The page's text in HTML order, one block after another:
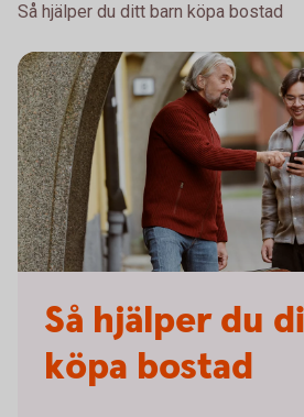
Så hjälper du ditt barn köpa bostad
Så hjälper du
köpa bostad